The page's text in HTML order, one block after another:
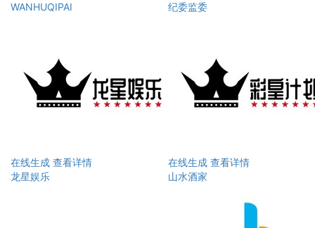
WANHUQIPAI
纪委监委
在线生成 查看详情
龙星娱乐
在线生成 查看详情
山水酒家